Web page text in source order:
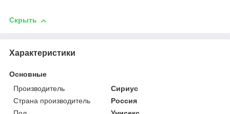
Скрыть
Характеристики
Основные
Производитель
Сириус
Страна производитель
Россия